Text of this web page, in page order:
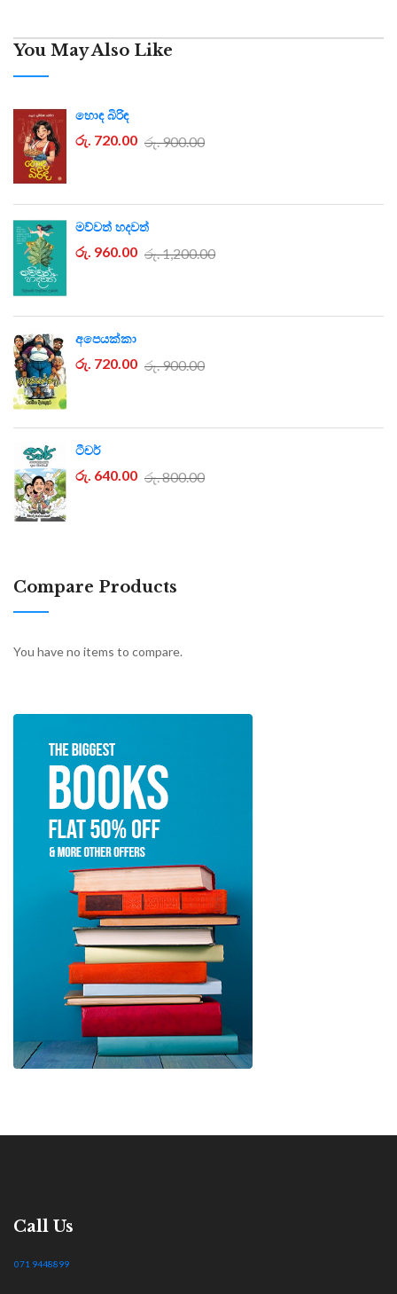
You May Also Like
හොඳ බිරිඳ
රු. 720.00 රු. 900.00
මව්වත් හදවත්
රු. 960.00 රු. 1,200.00
අපෙයක්කා
රු. 720.00 රු. 900.00
ටීචර්
රු. 640.00 රු. 800.00
Compare Products
You have no items to compare.
Call Us
071 9448899